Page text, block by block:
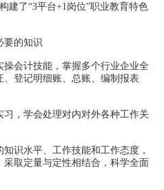
建了“3平台+1岗位”职业教育特色
要的知识
会计技能，掌握多个行业企业全
登记明细账、总账、编制报表
，学会处理对内对外各种工作关
识水平、工作技能和工作态度，
取定量与定性相结合，科学全面